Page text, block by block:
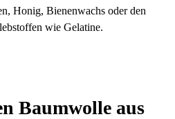
Honig, Bienenwachs oder den
wie Gelatine.
Baumwolle aus